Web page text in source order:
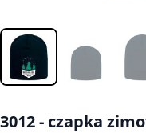
3012 - czapka